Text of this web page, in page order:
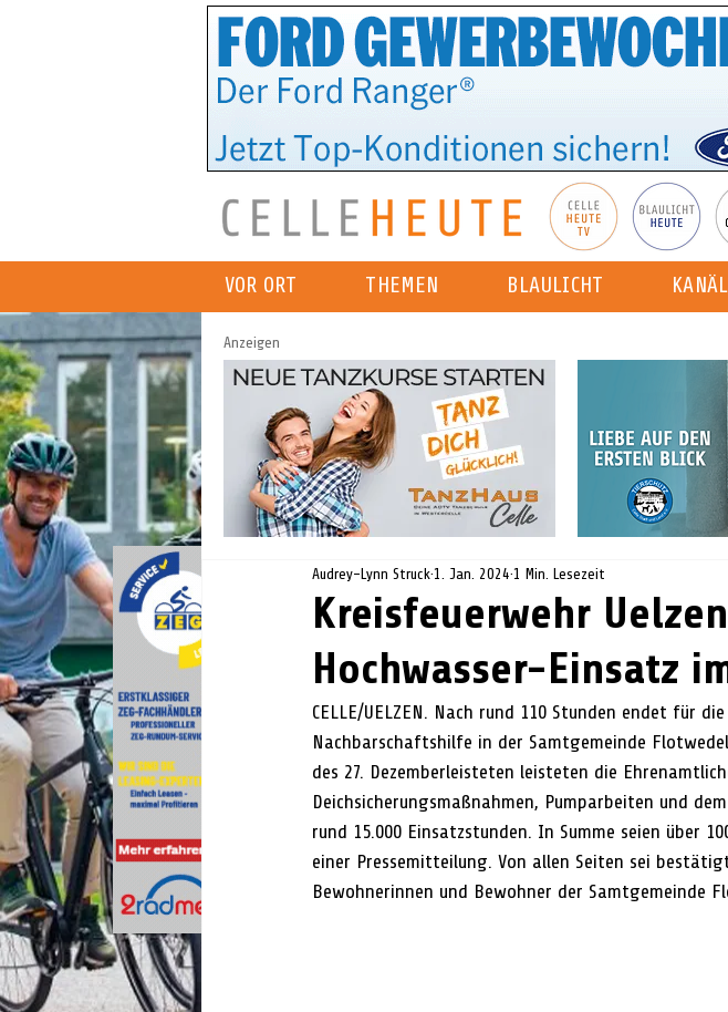
VOR ORT THEMEN BLAULICHT
Anzeigen
Kreisfeuerwehr
Hochwasser-Einsatz
Audrey-Lynn Struck 1. Jan. 2024 1 Min. Lesezeit
CELLE/UELZEN. Nach rund 110 Stunden endet für
Nachbarschaftshilfe in der Samtgemeinde
des 27. Dezemberleisteten leisteten die
Deichsicherungsmaßnahmen, Pumparbeiten und
rund 15.000 Einsatzstunden. In Summe seien über
einer Pressemitteilung. Von allen Seiten sei
Bewohnerinnen und Bewohner der Samtgemeinde